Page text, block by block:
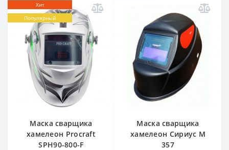
Хит
Популярный
Маска сварщика
хамелеон Procraft
SPH90-800-F
Маска сварщика
хамелеон Сириус M
357